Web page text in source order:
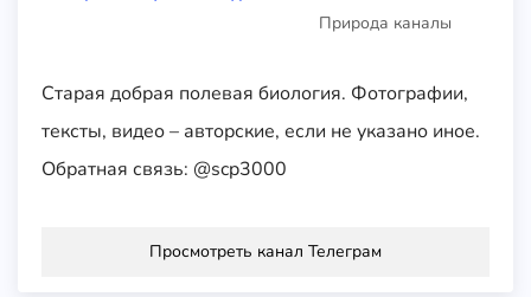
Природа каналы
Старая добрая полевая биология. Фотографии,
тексты, видео – авторские, если не указано иное.
Обратная связь: @scp3000
Просмотреть канал Телеграм